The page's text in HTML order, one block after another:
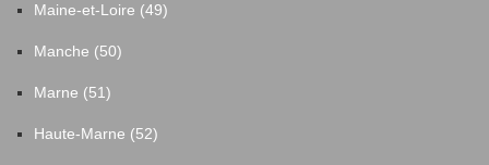
Maine-et-Loire (49)
Manche (50)
Marne (51)
Haute-Marne (52)